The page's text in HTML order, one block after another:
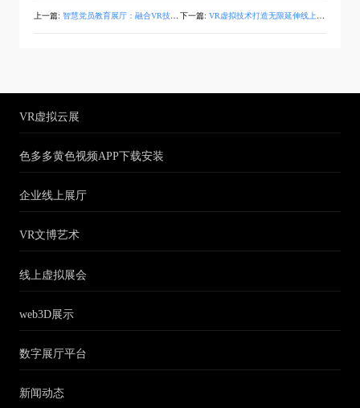
上一篇: 智慧党员教育展厅：融合VR技术助力党建教育创新 下一篇: VR虚拟技术打造无限延伸线上党员教育展厅，共享教育资源
VR虚拟云展
色多多黄色视频APP下载安装
企业线上展厅
VR文博艺术
线上虚拟展会
web3D展示
数字展厅平台
新闻动态